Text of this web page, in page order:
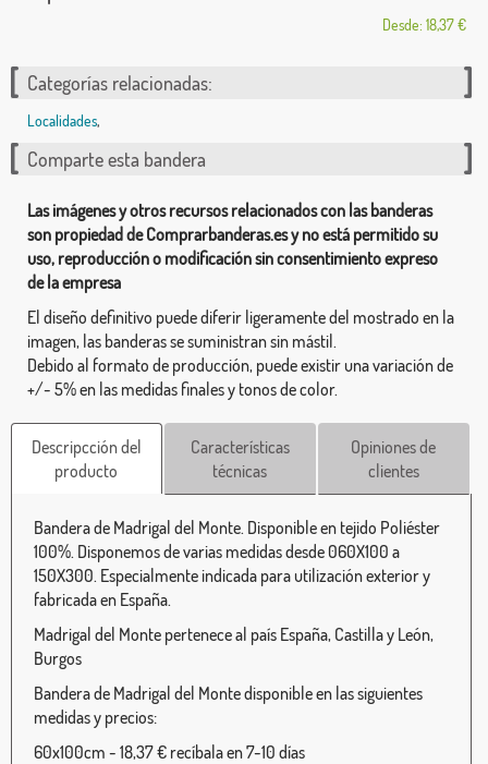
Desde: 18,37 €
Categorías relacionadas:
Localidades,
Comparte esta bandera
Las imágenes y otros recursos relacionados con las banderas
son propiedad de Comprarbanderas.es y no está permitido su
uso, reproducción o modificación sin consentimiento expreso
de la empresa
El diseño definitivo puede diferir ligeramente del mostrado en la
imagen, las banderas se suministran sin mástil.
Debido al formato de producción, puede existir una variación de
+/- 5% en las medidas finales y tonos de color.
Descripcción del
producto
Características
técnicas
Opiniones de
clientes
Bandera de Madrigal del Monte. Disponible en tejido Poliéster
100%. Disponemos de varias medidas desde 060X100 a
150X300. Especialmente indicada para utilización exterior y
fabricada en España.
Madrigal del Monte pertenece al país España, Castilla y León,
Burgos
Bandera de Madrigal del Monte disponible en las siguientes
medidas y precios:
60x100cm - 18,37 € recíbala en 7-10 días